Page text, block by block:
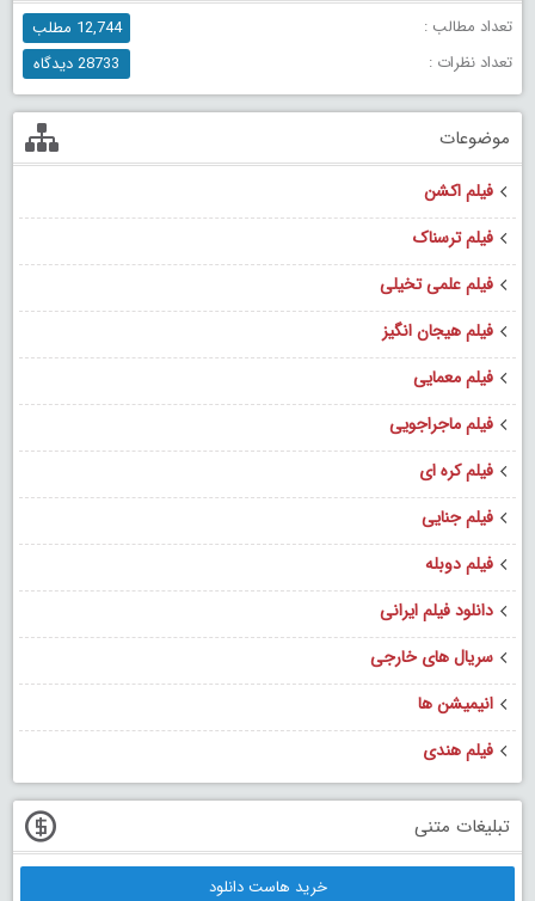
تعداد مطالب :
12,744 مطلب
تعداد نظرات :
28733 دیدگاه
موضوعات
فیلم اکشن
فیلم ترسناک
فیلم علمی تخیلی
فیلم هیجان انگیز
فیلم معمایی
فیلم ماجراجویی
فیلم کره ای
فیلم جنایی
فیلم دوبله
دانلود فیلم ایرانی
سریال های خارجی
انیمیشن ها
فیلم هندی
تبلیغات متنی
خرید هاست دانلود